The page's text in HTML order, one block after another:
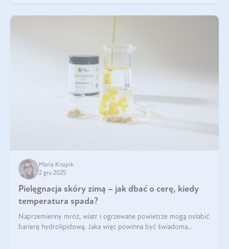
Maria Knapik
2 gru 2025
Pielęgnacja skóry zimą – jak dbać o cerę, kiedy
temperatura spada?
Naprzemienny mróz, wiatr i ogrzewane powietrze mogą osłabić
barierę hydrolipidową. Jaka więc powinna być świadoma